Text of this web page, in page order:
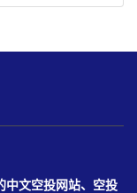
文空投网站、空投